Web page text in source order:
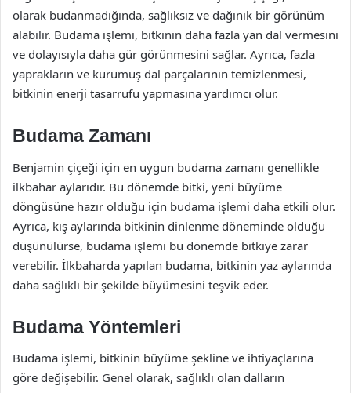
olarak budanmadığında, sağlıksız ve dağınık bir görünüm
alabilir. Budama işlemi, bitkinin daha fazla yan dal vermesini
ve dolayısıyla daha gür görünmesini sağlar. Ayrıca, fazla
yaprakların ve kurumuş dal parçalarının temizlenmesi,
bitkinin enerji tasarrufu yapmasına yardımcı olur.
Budama Zamanı
Benjamin çiçeği için en uygun budama zamanı genellikle
ilkbahar aylarıdır. Bu dönemde bitki, yeni büyüme
döngüsüne hazır olduğu için budama işlemi daha etkili olur.
Ayrıca, kış aylarında bitkinin dinlenme döneminde olduğu
düşünülürse, budama işlemi bu dönemde bitkiye zarar
verebilir. İlkbaharda yapılan budama, bitkinin yaz aylarında
daha sağlıklı bir şekilde büyümesini teşvik eder.
Budama Yöntemleri
Budama işlemi, bitkinin büyüme şekline ve ihtiyaçlarına
göre değişebilir. Genel olarak, sağlıklı olan dalların